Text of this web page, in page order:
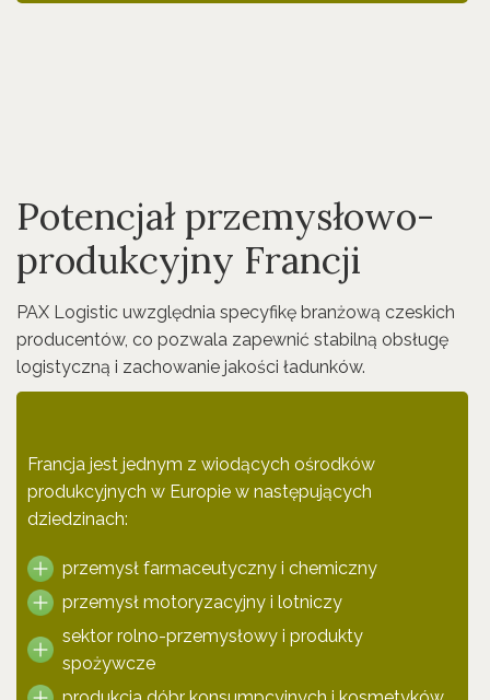
Potencjał przemysłowo-
produkcyjny Francji
PAX Logistic uwzględnia specyfikę branżową czeskich
producentów, co pozwala zapewnić stabilną obsługę
logistyczną i zachowanie jakości ładunków.
Francja jest jednym z wiodących ośrodków
produkcyjnych w Europie w następujących
dziedzinach:
przemysł farmaceutyczny i chemiczny
przemysł motoryzacyjny i lotniczy
sektor rolno-przemysłowy i produkty
spożywcze